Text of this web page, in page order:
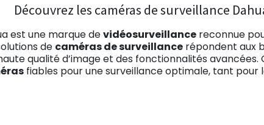
Découvrez les caméras de surveillance
est une marque devidéosurveillance reconnue
de caméras de surveillance répondent aux
qualité d’image et des fonctionnalités
fiables pour une surveillance optimale, tant pour